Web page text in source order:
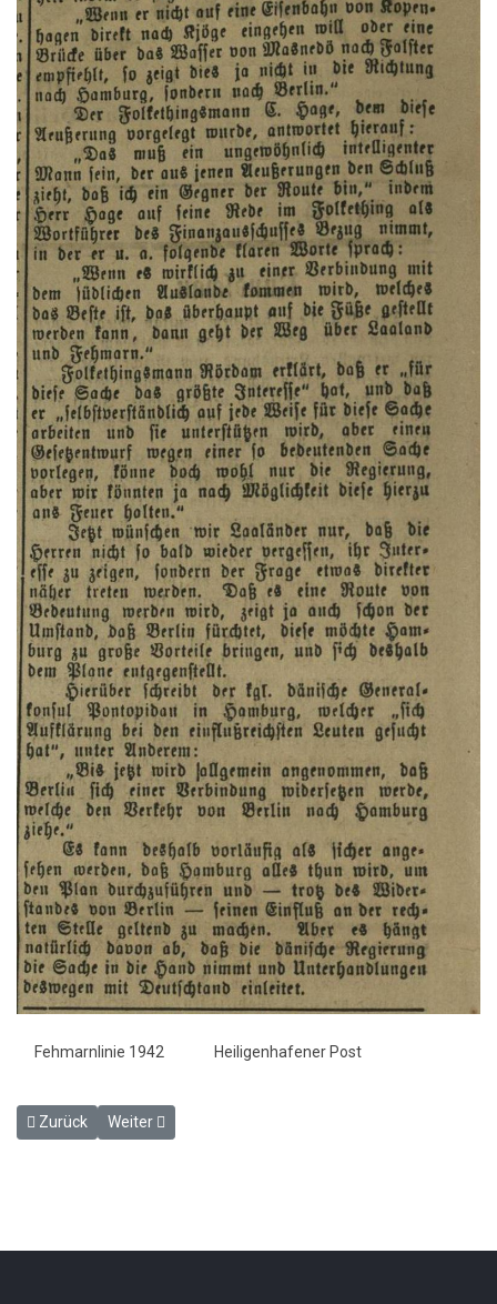
Fehmarnlinie 1942 Heiligenhafener Post
Vorheriger Beitrag: Die Plöner Kreistagssitzung bewilligte 2000 M.
Zurück Nächster Beitrag: Am Sonnabend findet eine Sitzung
Weiter